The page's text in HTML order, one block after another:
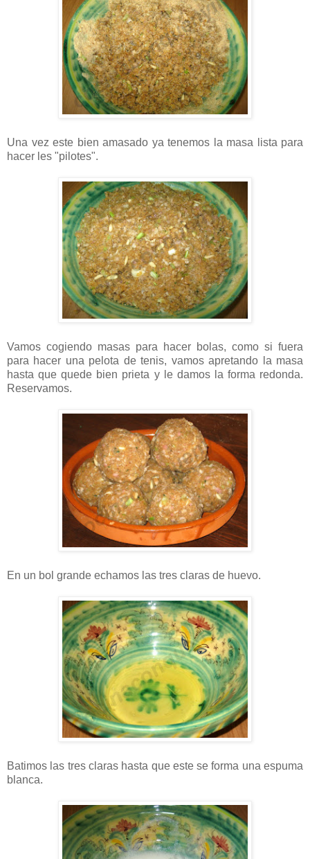
Una vez este bien amasado ya tenemos la masa lista para
hacer les "pilotes".
Vamos cogiendo masas para hacer bolas, como si fuera
para hacer una pelota de tenis, vamos apretando la masa
hasta que quede bien prieta y le damos la forma redonda.
Reservamos.
En un bol grande echamos las tres claras de huevo.
Batimos las tres claras hasta que este se forma una espuma
blanca.